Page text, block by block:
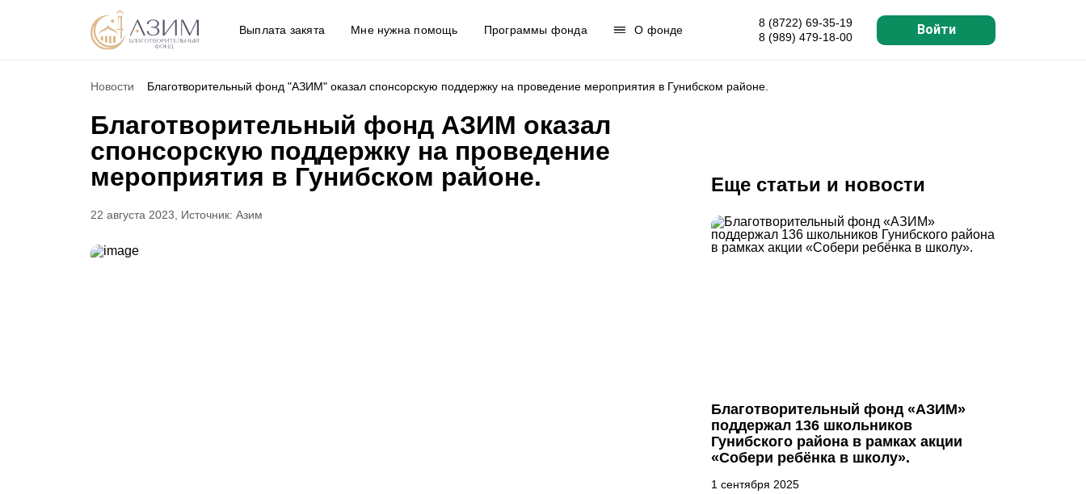
Выплата закята Мне нужна помощь Программы фонда О фонде
8 (8722) 69-35-19
8 (989) 479-18-00
Войти
Новости Благотворительный фонд "АЗИМ" оказал спонсорскую поддержку на проведение мероприятия в Гунибском районе.
Благотворительный фонд АЗИМ оказал
спонсорскую поддержку на проведение
мероприятия в Гунибском районе.
22 августа 2023, Источник: Азим
Еще статьи и новости
Благотворительный фонд «АЗИМ»
поддержал 136 школьников
Гунибского района в рамках акции
«Собери ребёнка в школу».
1 сентября 2025